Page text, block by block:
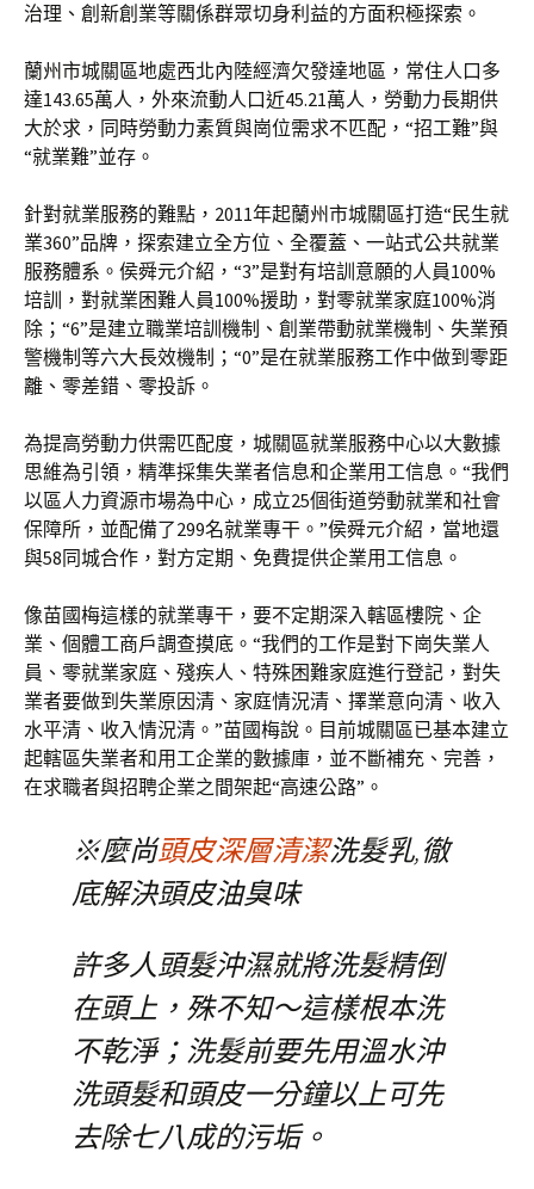
治理、創新創業等關係群眾切身利益的方面积極探索。
蘭州市城關區地處西北內陸經濟欠發達地區，常住人口多
達143.65萬人，外來流動人口近45.21萬人，勞動力長期供
大於求，同時勞動力素質與崗位需求不匹配，“招工難”與
“就業難”並存。
針對就業服務的難點，2011年起蘭州市城關區打造“民生就
業360”品牌，探索建立全方位、全覆蓋、一站式公共就業
服務體系。侯舜元介紹，“3”是對有培訓意願的人員100%
培訓，對就業困難人員100%援助，對零就業家庭100%消
除；“6”是建立職業培訓機制、創業帶動就業機制、失業預
警機制等六大長效機制；“0”是在就業服務工作中做到零距
離、零差錯、零投訴。
為提高勞動力供需匹配度，城關區就業服務中心以大數據
思維為引領，精準採集失業者信息和企業用工信息。“我們
以區人力資源市場為中心，成立25個街道勞動就業和社會
保障所，並配備了299名就業專干。”侯舜元介紹，當地還
與58同城合作，對方定期、免費提供企業用工信息。
像苗國梅這樣的就業專干，要不定期深入轄區樓院、企
業、個體工商戶調查摸底。“我們的工作是對下崗失業人
員、零就業家庭、殘疾人、特殊困難家庭進行登記，對失
業者要做到失業原因清、家庭情況清、擇業意向清、收入
水平清、收入情況清。”苗國梅說。目前城關區已基本建立
起轄區失業者和用工企業的數據庫，並不斷補充、完善，
在求職者與招聘企業之間架起“高速公路”。
※麼尚頭皮深層清潔洗髮乳,徹
底解決頭皮油臭味
許多人頭髮沖濕就將洗髮精倒
在頭上，殊不知～這樣根本洗
不乾淨；洗髮前要先用溫水沖
洗頭髮和頭皮一分鐘以上可先
去除七八成的污垢。